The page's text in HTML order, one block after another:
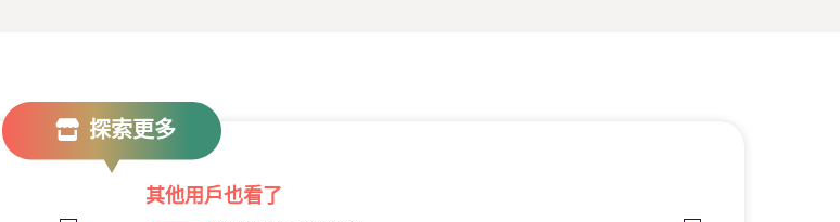
探索更多
其他用戶也看了